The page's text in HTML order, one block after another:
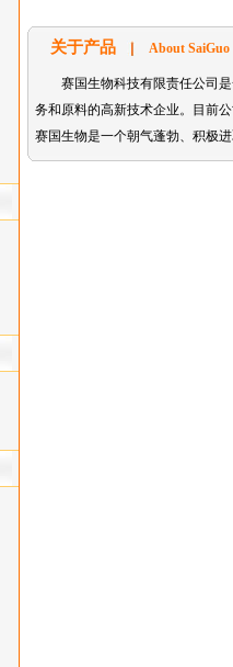
关于产品 About SaiGuo
赛国生物科技有限责任公司
务和原料的高新技术企业。目前公
赛国生物是一个朝气蓬勃、积极